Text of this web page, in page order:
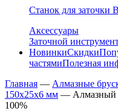
Станок для заточки
Аксессуары
Заточной
НовинкиСкидки
частямиПолезная
Главная — Алмазные
150х25х6 мм — Алмазный
100%